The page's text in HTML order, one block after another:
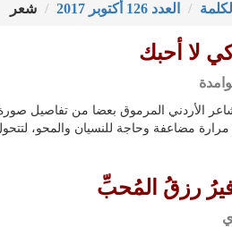
العدد 126 أكتوبر 2017 شعر
لا أحبك
الأردني المرموق بعضا من تفاصيل
مرارة مضاعفة وحاجة للنسيان والمحو،
رزقُ المُحبِّ